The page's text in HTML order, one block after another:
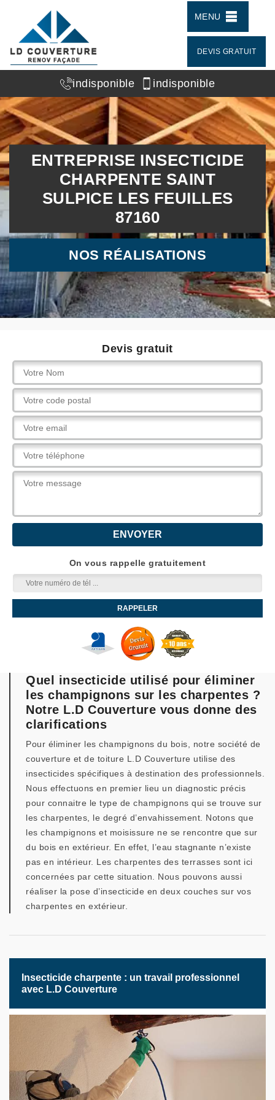
MENU
DEVIS GRATUIT
indisponible indisponible
ENTREPRISE INSECTICIDE
CHARPENTE SAINT
SULPICE LES FEUILLES
87160
NOS RÉALISATIONS
Devis gratuit
On vous rappelle gratuitement
Quel insecticide utilisé pour éliminer
les champignons sur les charpentes ?
Notre L.D Couverture vous donne des
clarifications
Pour éliminer les champignons du bois, notre société de
couverture et de toiture L.D Couverture utilise des
insecticides spécifiques à destination des professionnels.
Nous effectuons en premier lieu un diagnostic précis
pour connaitre le type de champignons qui se trouve sur
les charpentes, le degré d’envahissement. Notons que
les champignons et moisissure ne se rencontre que sur
du bois en extérieur. En effet, l’eau stagnante n’existe
pas en intérieur. Les charpentes des terrasses sont ici
concernées par cette situation. Nous pouvons aussi
réaliser la pose d’insecticide en deux couches sur vos
charpentes en extérieur.
Insecticide charpente : un travail professionnel
avec L.D Couverture